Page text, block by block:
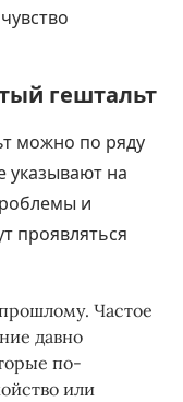
гештальт
можно по ряду
указывают на
и
проявляться
Частое
давно
по-
или